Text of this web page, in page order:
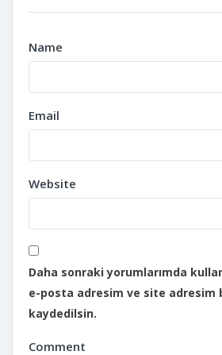
Name
Email
Website
Daha sonraki yorumlarımda
e-posta adresim ve site adresim
kaydedilsin.
Comment